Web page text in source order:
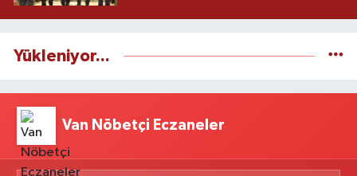
Yükleniyor...
Van Nöbetçi Eczaneler